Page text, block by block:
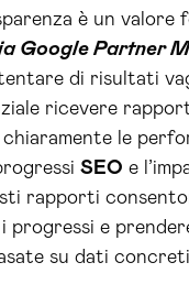
è un valore
Google Partner
di risultati
ricevere
le
SEO e
rapporti
progressi e
su dati